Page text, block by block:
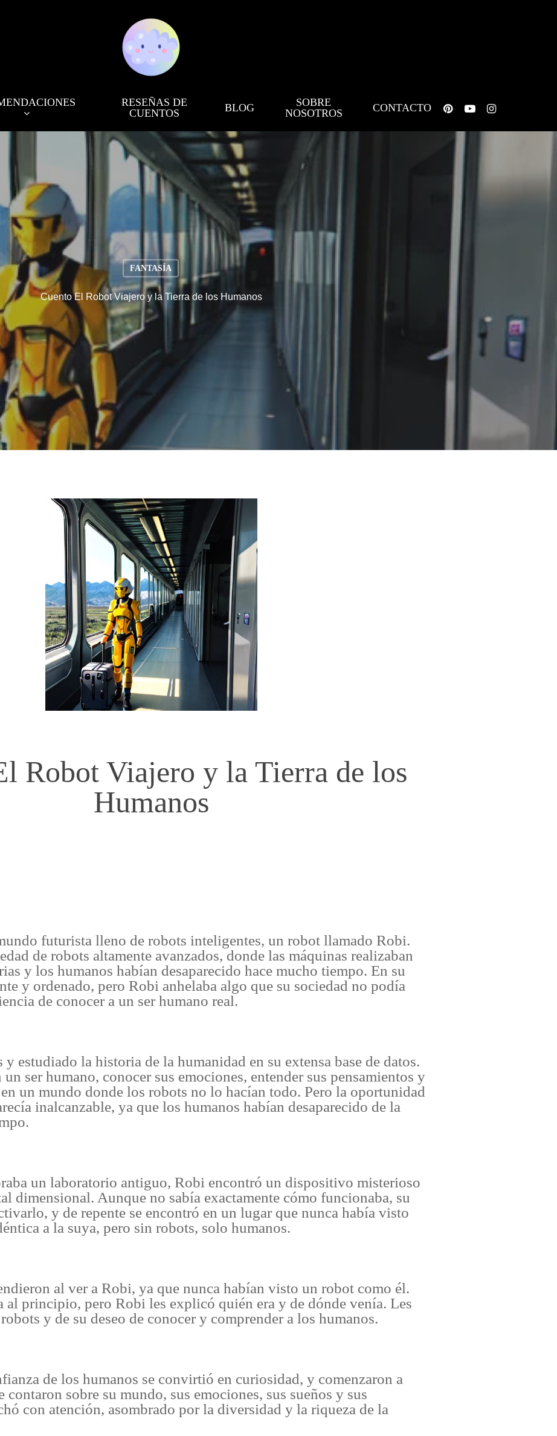
RESEÑAS DE
CUENTOS
BLOG
SOBRE
NOSOTROS
CONTACTO pinterestyoutubeinstagram
FANTASÍA
Cuento El Robot Viajero y la Tierra de los Humanos
Robot Viajero y la Tierra de los
Humanos
futurista lleno de robots inteligentes, un robot llamado Robi.
de robots altamente avanzados, donde las máquinas realizaban
y los humanos habían desaparecido hace mucho tiempo. En su
y ordenado, pero Robi anhelaba algo que su sociedad no podía
de conocer a un ser humano real.
estudiado la historia de la humanidad en su extensa base de datos.
ser humano, conocer sus emociones, entender sus pensamientos y
un mundo donde los robots no lo hacían todo. Pero la oportunidad
inalcanzable, ya que los humanos habían desaparecido de la
un laboratorio antiguo, Robi encontró un dispositivo misterioso
dimensional. Aunque no sabía exactamente cómo funcionaba, su
y de repente se encontró en un lugar que nunca había visto
a la suya, pero sin robots, solo humanos.
al ver a Robi, ya que nunca habían visto un robot como él.
al principio, pero Robi les explicó quién era y de dónde venía. Les
y de su deseo de conocer y comprender a los humanos.
de los humanos se convirtió en curiosidad, y comenzaron a
sobre su mundo, sus emociones, sus sueños y sus
con atención, asombrado por la diversidad y la riqueza de la